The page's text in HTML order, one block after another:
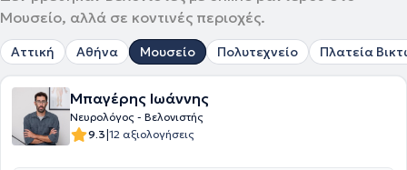
Μουσείο, αλλά σε κοντινές περιοχές.
Αττική Αθήνα Μουσείο Πολυτεχνείο Πλατεία
Μπαγέρης Ιωάννης
Νευρολόγος - Βελονιστής
9.3|12 αξιολογήσεις